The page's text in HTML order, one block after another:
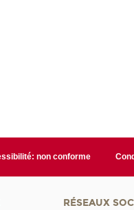
non conforme
RÉSEAUX